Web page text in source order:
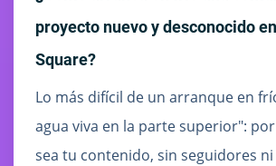
proyecto nuevo y desconocido
Square?
Lo más difícil de un arranque en
agua viva en la parte superior":
sea tu contenido, sin seguidores